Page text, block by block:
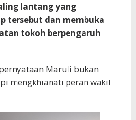
lantang yang
tersebut dan membuka
tokoh berpengaruh
Maruli bukan
mengkhianati peran wakil